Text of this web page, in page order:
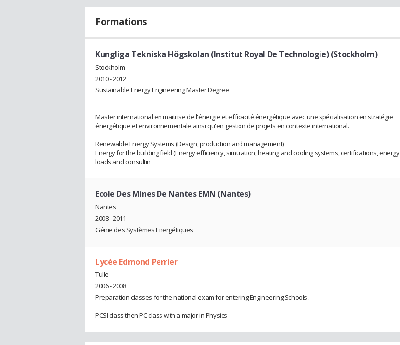
Formations
Kungliga Tekniska Högskolan (Institut Royal De Technologie) (Stockholm)
Stockholm
2010 - 2012
Sustainable Energy Engineering Master Degree
Master international en maitrise de l'énergie et efficacité énergétique avec une spécialisation en stratégie
énergétique et environnementale ainsi qu'en gestion de projets en contexte international.
Renewable Energy Systems (Design, production and management)
Energy for the building field (Energy efficiency, simulation, heating and cooling systems, certifications, energy
loads and consultin
Ecole Des Mines De Nantes EMN (Nantes)
Nantes
2008 - 2011
Génie des Systèmes Energétiques
Lycée Edmond Perrier
Tulle
2006 - 2008
Preparation classes for the national exam for entering Engineering Schools .
PCSI class then PC class with a major in Physics